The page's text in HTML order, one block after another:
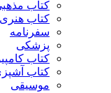
کتاب
کتاب هنری
سفرنامه
پزشکی
کتاب
کتاب
موسیقی